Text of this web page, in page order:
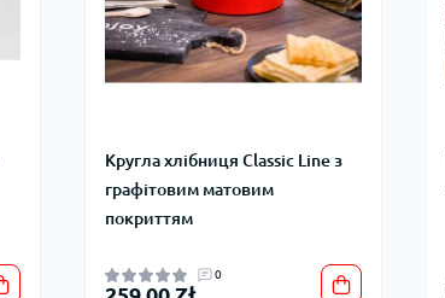
Кругла хлібниця Classic Line з
графітовим матовим
покриттям
0